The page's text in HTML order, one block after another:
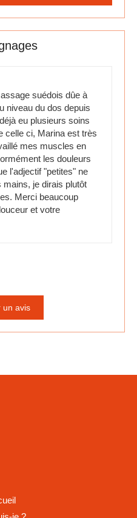
suédois dûe à
niveau du dos depuis
eu plusieurs soins
celle ci, Marina est très
mes muscles en
les douleurs
l'adjectif "petites" ne
je dirais plutôt
Merci beaucoup
et votre
un avis